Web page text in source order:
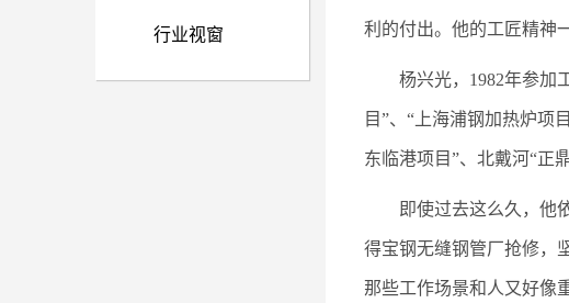
行业视窗 利的付出。他的工匠精神
杨兴光，1982年参加
目”、“上海浦钢加热炉项
东临港项目”、北戴河“正
即使过去这么久，他
得宝钢无缝钢管厂抢修，
那些工作场景和人又好像